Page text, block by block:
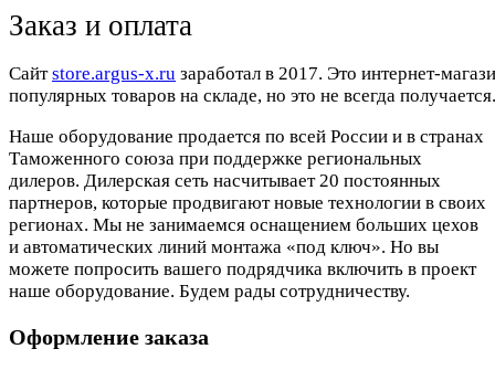
Заказ и оплата
Cайтstore.argus-x.ru заработал в 2017. Это интернет-
популярных товаров на складе, но это не всегда
Наше оборудование продается по всей России и в странах
Таможенного союза при поддержке региональных
дилеров. Дилерская сеть насчитывает 20 постоянных
партнеров, которые продвигают новые технологии в своих
регионах. Мы не занимаемся оснащением больших цехов
и автоматических линий монтажа «под ключ». Но вы
можете попросить вашего подрядчика включить в проект
наше оборудование. Будем рады сотрудничеству.
Оформление заказа